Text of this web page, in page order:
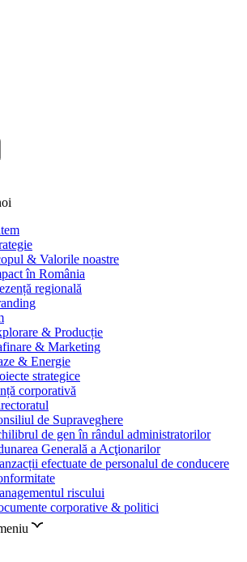
& Valorile noastre
în România
regională
& Producție
& Marketing
& Energie
strategice
corporativă
de Supraveghere
de gen în rândul administratorilor
Generală a Acţionarilor
efectuate de personalul de conducere
riscului
corporative & politici